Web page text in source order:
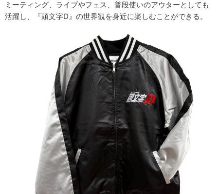
ミーティング、ライブやフェス、普段使いのアウターとしても
活躍し、『頭文字D』の世界観を身近に楽しむことができる。